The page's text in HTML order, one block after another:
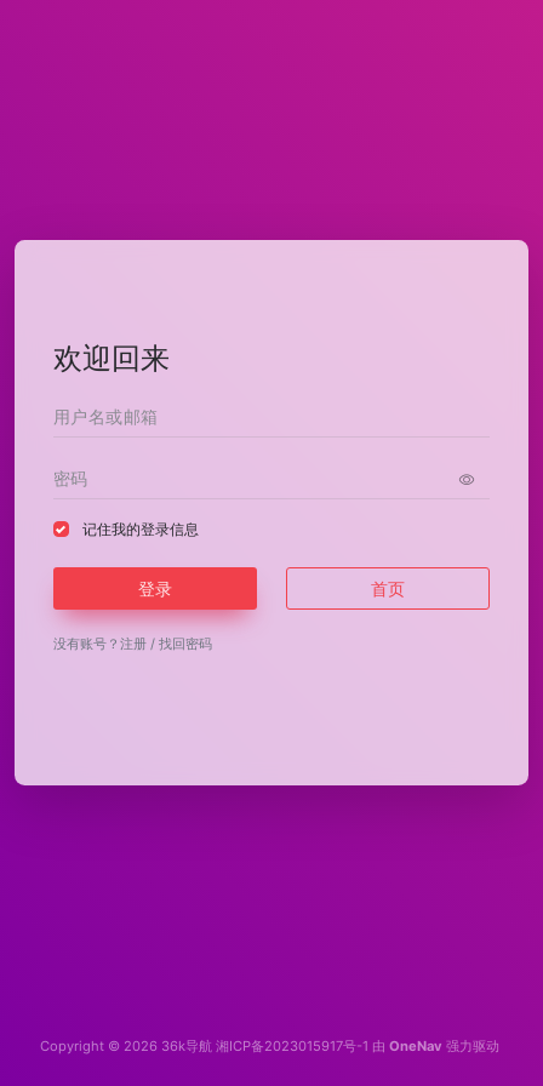
欢迎回来
记住我的登录信息
登录 首页
没有账号？ 注册 / 找回密码
Copyright © 2026 36k导航 湘ICP备2023015917号-1 由 OneNav 强力驱动